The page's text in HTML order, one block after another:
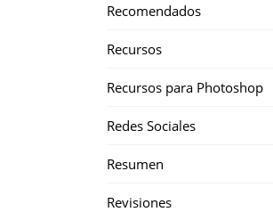
Recomendados
Recursos
Recursos para Photoshop
Redes Sociales
Resumen
Revisiones